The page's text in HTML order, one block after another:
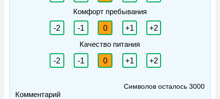
Комфорт пребывания
-2
-1 0 +1
+2
Качество питания
-2
-1 0 +1 +2
Символов осталось3000
Комментарий